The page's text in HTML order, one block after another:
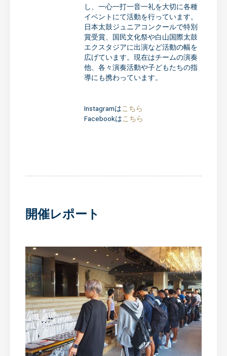
し、一心一打一音一礼を大切に各種
イベントにて活動を行っています。
日本太鼓ジュニアコンクールで特別
賞受賞、国民文化祭や白山国際太鼓
エクスタジアに出演など活動の幅を
広げています。現在はチームの演奏
他、各々演奏活動や子どもたちの指
導にも携わっています。
Instagramはこちら
Facebookはこちら
開催レポート